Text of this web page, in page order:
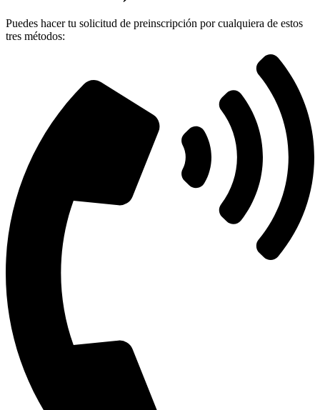
Puedes hacer tu solicitud de preinscripción por cualquiera de estos
tres métodos: